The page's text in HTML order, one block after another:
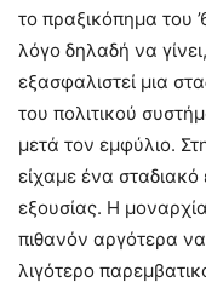
το πραξικόπημα του
λόγο δηλαδή να
εξασφαλιστεί μια
του πολιτικού
μετά τον εμφύλιο.
είχαμε ένα
εξουσίας. Η
πιθανόν αργότερα
λιγότερο